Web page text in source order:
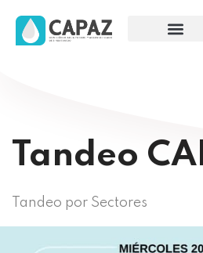
Tandeo
Tandeo por Sectores